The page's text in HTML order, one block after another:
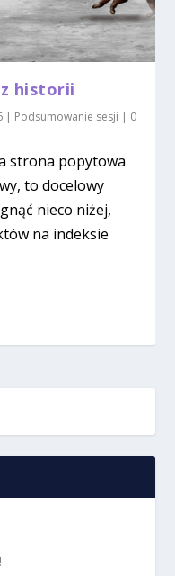
historii
| Podsumowanie sesji | 0
strona popytowa
to docelowy
nieco niżej,
na indeksie